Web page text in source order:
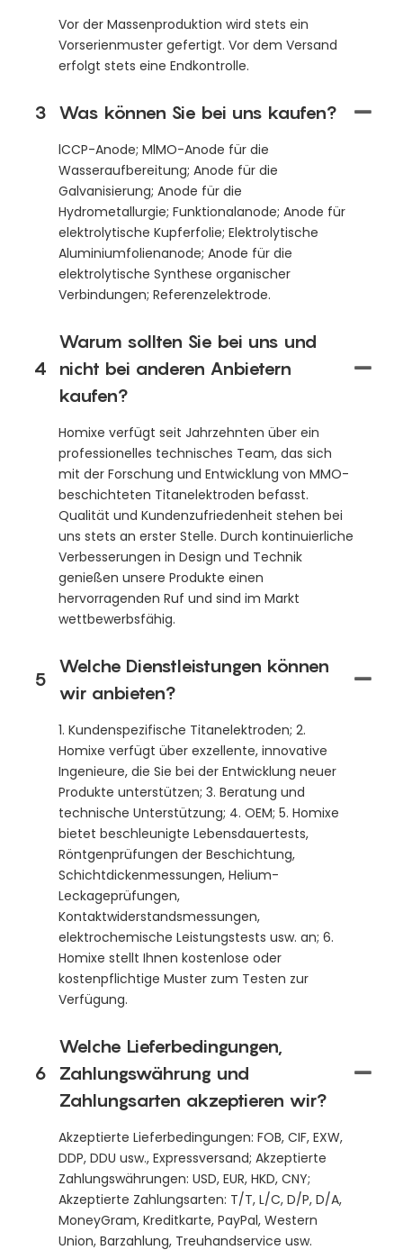
Vor der Massenproduktion wird stets ein
Vorserienmuster gefertigt. Vor dem Versand
erfolgt stets eine Endkontrolle.
3 Was können Sie bei uns kaufen?
lCCP-Anode; MlMO-Anode für die
Wasseraufbereitung; Anode für die
Galvanisierung; Anode für die
Hydrometallurgie; Funktionalanode; Anode für
elektrolytische Kupferfolie; Elektrolytische
Aluminiumfolienanode; Anode für die
elektrolytische Synthese organischer
Verbindungen; Referenzelektrode.
4
Warum sollten Sie bei uns und
nicht bei anderen Anbietern
kaufen?
Homixe verfügt seit Jahrzehnten über ein
professionelles technisches Team, das sich
mit der Forschung und Entwicklung von MMO-
beschichteten Titanelektroden befasst.
Qualität und Kundenzufriedenheit stehen bei
uns stets an erster Stelle. Durch kontinuierliche
Verbesserungen in Design und Technik
genießen unsere Produkte einen
hervorragenden Ruf und sind im Markt
wettbewerbsfähig.
5
Welche Dienstleistungen können
wir anbieten?
1. Kundenspezifische Titanelektroden; 2.
Homixe verfügt über exzellente, innovative
Ingenieure, die Sie bei der Entwicklung neuer
Produkte unterstützen; 3. Beratung und
technische Unterstützung; 4. OEM; 5. Homixe
bietet beschleunigte Lebensdauertests,
Röntgenprüfungen der Beschichtung,
Schichtdickenmessungen, Helium-
Leckageprüfungen,
Kontaktwiderstandsmessungen,
elektrochemische Leistungstests usw. an; 6.
Homixe stellt Ihnen kostenlose oder
kostenpflichtige Muster zum Testen zur
Verfügung.
6
Welche Lieferbedingungen,
Zahlungswährung und
Zahlungsarten akzeptieren wir?
Akzeptierte Lieferbedingungen: FOB, CIF, EXW,
DDP, DDU usw., Expressversand; Akzeptierte
Zahlungswährungen: USD, EUR, HKD, CNY;
Akzeptierte Zahlungsarten: T/T, L/C, D/P, D/A,
MoneyGram, Kreditkarte, PayPal, Western
Union, Barzahlung, Treuhandservice usw.